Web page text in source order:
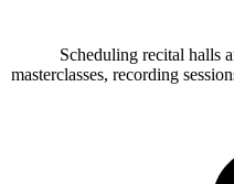
Scheduling recital halls
masterclasses, recording